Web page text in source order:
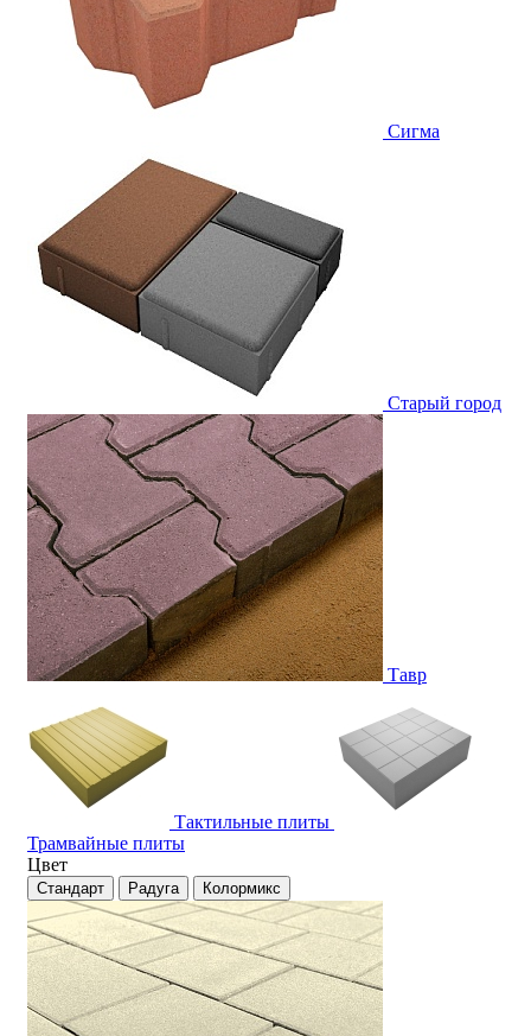
Сигма
Старый город
Тавр
Тактильные плиты
Трамвайные плиты
Цвет
Стандарт Радуга Колормикс